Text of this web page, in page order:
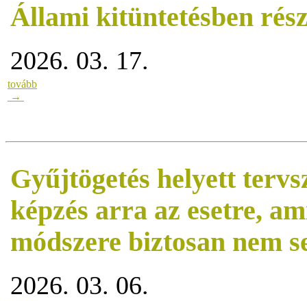
Állami kitüntetésben
2026. 03. 17.
tovább
→
Gyűjtögetés helyett
képzés arra az esetre,
módszere biztosan nem
2026. 03. 06.